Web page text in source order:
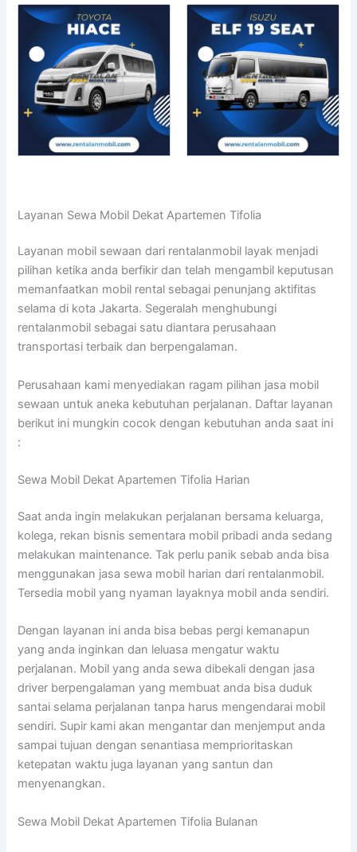
Layanan Sewa Mobil Dekat Apartemen Tifolia
Layanan mobil sewaan dari rentalanmobil layak menjadi
pilihan ketika anda berfikir dan telah mengambil keputusan
memanfaatkan mobil rental sebagai penunjang aktifitas
selama di kota Jakarta. Segeralah menghubungi
rentalanmobil sebagai satu diantara perusahaan
transportasi terbaik dan berpengalaman.
Perusahaan kami menyediakan ragam pilihan jasa mobil
sewaan untuk aneka kebutuhan perjalanan. Daftar layanan
berikut ini mungkin cocok dengan kebutuhan anda saat ini
:
Sewa Mobil Dekat Apartemen Tifolia Harian
Saat anda ingin melakukan perjalanan bersama keluarga,
kolega, rekan bisnis sementara mobil pribadi anda sedang
melakukan maintenance. Tak perlu panik sebab anda bisa
menggunakan jasa sewa mobil harian dari rentalanmobil.
Tersedia mobil yang nyaman layaknya mobil anda sendiri.
Dengan layanan ini anda bisa bebas pergi kemanapun
yang anda inginkan dan leluasa mengatur waktu
perjalanan. Mobil yang anda sewa dibekali dengan jasa
driver berpengalaman yang membuat anda bisa duduk
santai selama perjalanan tanpa harus mengendarai mobil
sendiri. Supir kami akan mengantar dan menjemput anda
sampai tujuan dengan senantiasa memprioritaskan
ketepatan waktu juga layanan yang santun dan
menyenangkan.
Sewa Mobil Dekat Apartemen Tifolia Bulanan